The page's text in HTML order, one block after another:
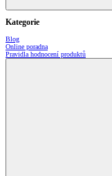
Kategorie
Blog
Online poradna
Pravidla hodnocení produktů